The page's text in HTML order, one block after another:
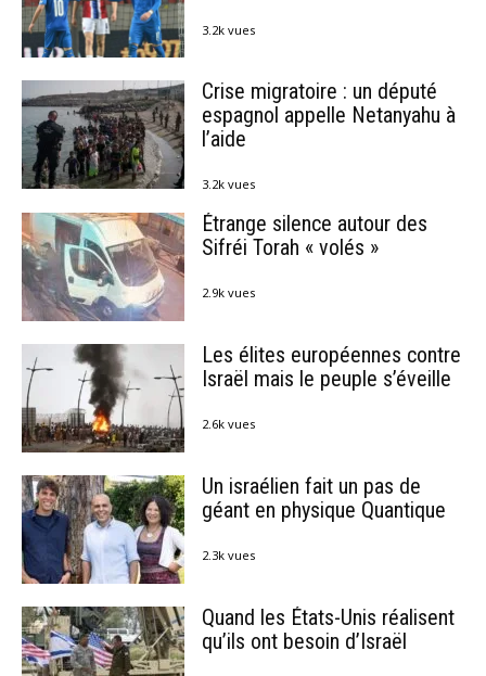
3.2k vues
Crise migratoire : un député
espagnol appelle Netanyahu à
l’aide
3.2k vues
Étrange silence autour des
Sifréi Torah « volés »
2.9k vues
Les élites européennes contre
Israël mais le peuple s’éveille
2.6k vues
Un israélien fait un pas de
géant en physique Quantique
2.3k vues
Quand les États-Unis réalisent
qu’ils ont besoin d’Israël